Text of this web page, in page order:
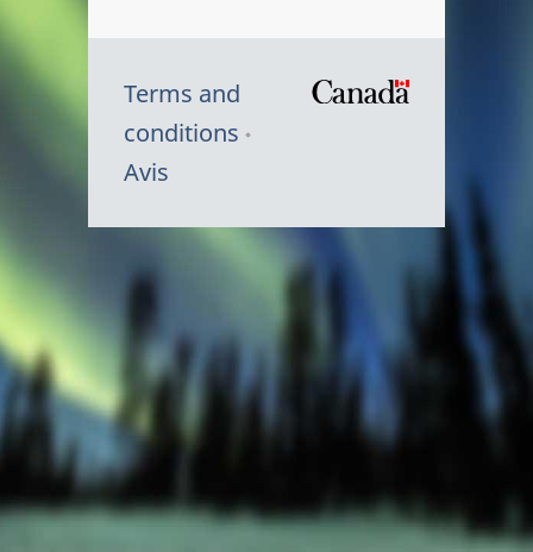
Terms and
conditions
Avis
Canada